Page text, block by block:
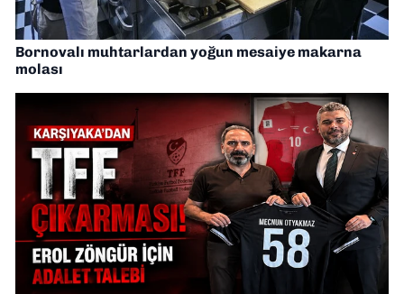
Bornovalı muhtarlardan yoğun mesaiye makarna
molası